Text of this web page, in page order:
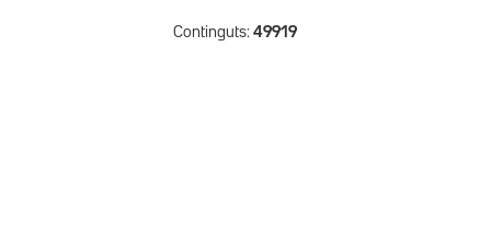
Continguts: 49919